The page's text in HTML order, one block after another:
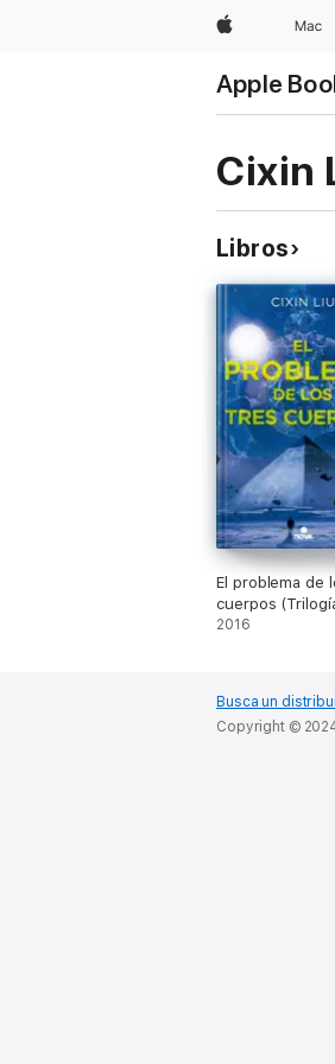
Apple Mac
Apple
Cixin
Libros
El problema de
cuerpos
Tres Cuerpos 1)
2016
Busca un
Copyright ©